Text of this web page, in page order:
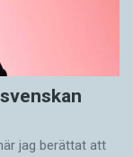
jag berättat att